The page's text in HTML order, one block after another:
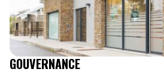
GOUVERNANCE